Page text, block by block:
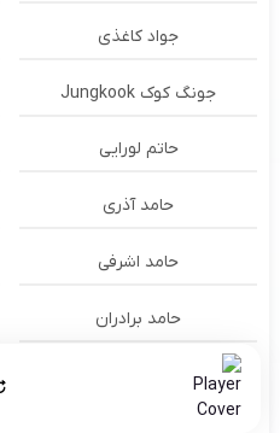
جواد کاغذی
جونگ کوک Jungkook
حاتم لورایی
حامد آذری
حامد اشرفی
حامد برادران